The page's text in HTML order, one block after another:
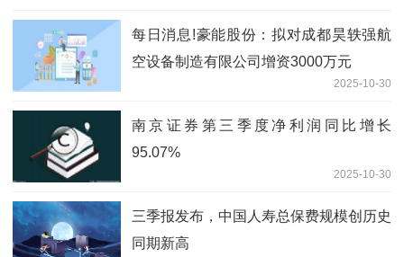
每日消息!豪能股份：拟对成都昊轶强航
空设备制造有限公司增资3000万元
2025-10-30
南京证券第三季度净利润同比增长
95.07%
2025-10-30
三季报发布，中国人寿总保费规模创历史
同期新高